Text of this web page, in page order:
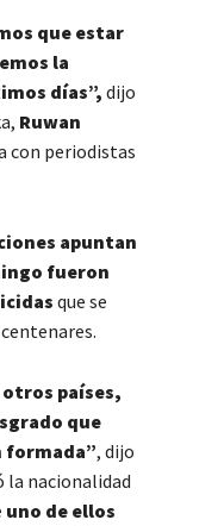
que estar
la
días”, dijo
Ruwan
con periodistas
apuntan
fueron
que se
países,
que
formada”, dijo
la nacionalidad
uno de ellos